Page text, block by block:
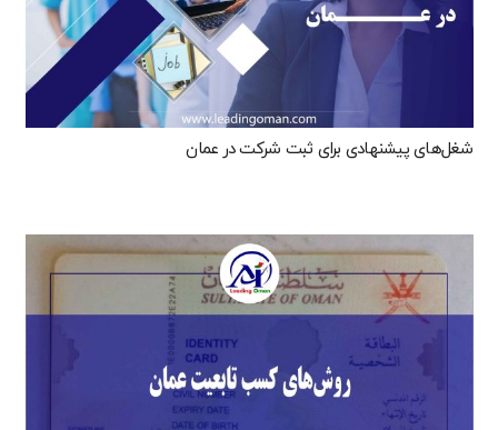
شغل‌های پیشنهادی برای ثبت شرکت در عمان